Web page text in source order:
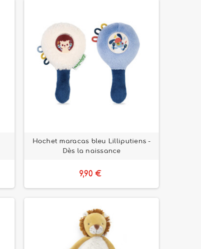
Hochet maracas bleu Lilliputiens -
Dès la naissance
9,90 €